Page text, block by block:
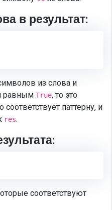
в результат:
из слова и
равным True, то это
паттерну, и
res.
соответствуют